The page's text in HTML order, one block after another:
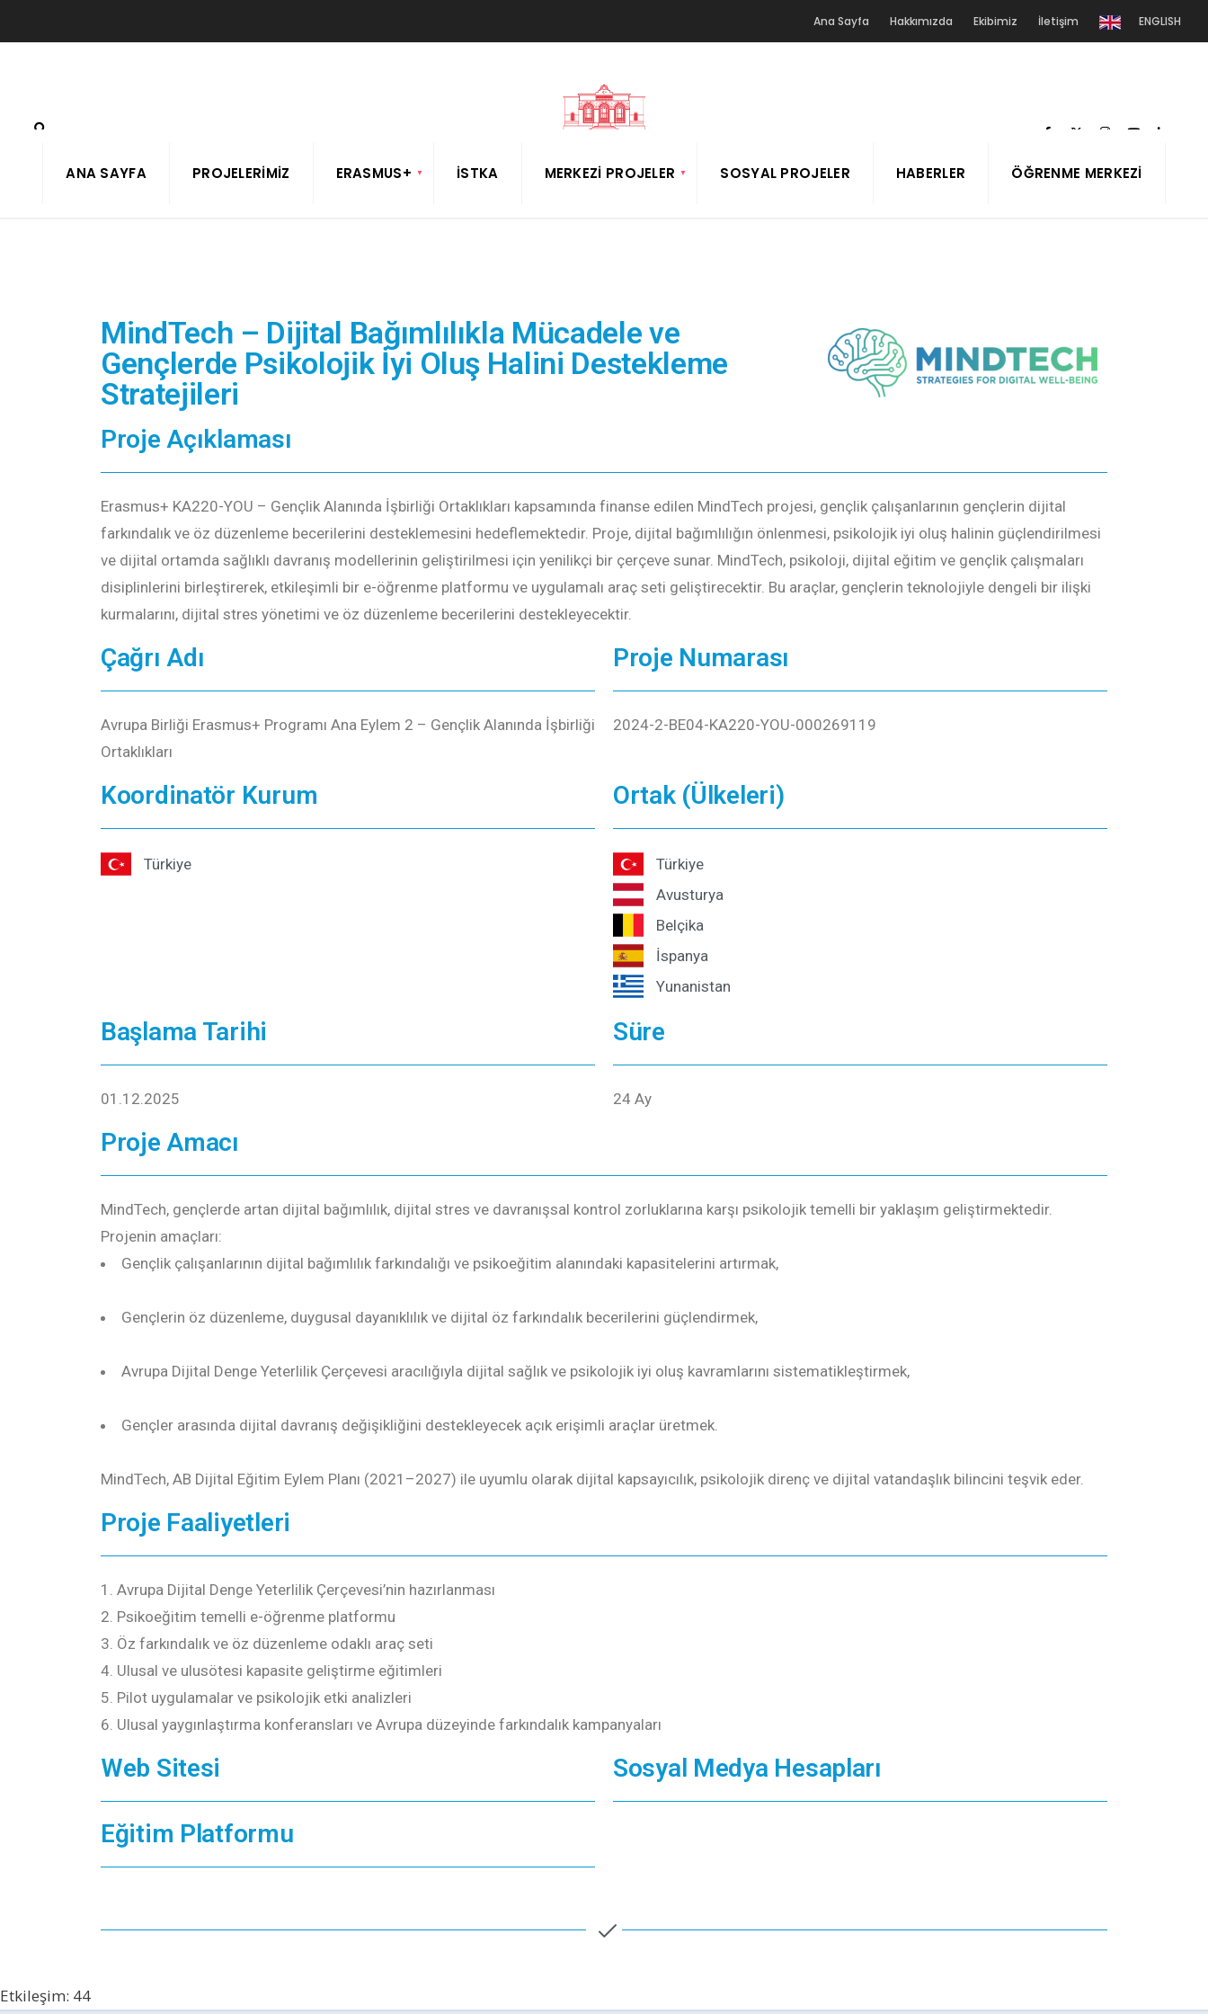
Ana Sayfa Hakkımızda Ekibimiz İletişim ENGLISH
ANA SAYFA PROJELERIMIZ ERASMUS+ İSTKA MERKEZI PROJELER SOSYAL PROJELER HABERLER ÖĞRENME MERKEZI
MindTech – Dijital Bağımlılıkla Mücadele ve
Gençlerde Psikolojik İyi Oluş Halini Destekleme
Stratejileri
Proje Açıklaması
Erasmus+ KA220-YOU – Gençlik Alanında İşbirliği Ortaklıkları kapsamında finanse edilen MindTech projesi, gençlik çalışanlarının gençlerin dijital
farkındalık ve öz düzenleme becerilerini desteklemesini hedeflemektedir. Proje, dijital bağımlılığın önlenmesi, psikolojik iyi oluş halinin güçlendirilmesi
ve dijital ortamda sağlıklı davranış modellerinin geliştirilmesi için yenilikçi bir çerçeve sunar. MindTech, psikoloji, dijital eğitim ve gençlik çalışmaları
disiplinlerini birleştirerek, etkileşimli bir e-öğrenme platformu ve uygulamalı araç seti geliştirecektir. Bu araçlar, gençlerin teknolojiyle dengeli bir ilişki
kurmalarını, dijital stres yönetimi ve öz düzenleme becerilerini destekleyecektir.
Çağrı Adı
Avrupa Birliği Erasmus+ Programı Ana Eylem 2 – Gençlik Alanında İşbirliği
Ortaklıkları
Proje Numarası
2024-2-BE04-KA220-YOU-000269119
Koordinatör Kurum
Türkiye
Ortak (Ülkeleri)
Türkiye
Avusturya
Belçika
İspanya
Yunanistan
Başlama Tarihi
01.12.2025
Süre
24 Ay
Proje Amacı
MindTech, gençlerde artan dijital bağımlılık, dijital stres ve davranışsal kontrol zorluklarına karşı psikolojik temelli bir yaklaşım geliştirmektedir.
Projenin amaçları:
Gençlik çalışanlarının dijital bağımlılık farkındalığı ve psikoeğitim alanındaki kapasitelerini artırmak,
Gençlerin öz düzenleme, duygusal dayanıklılık ve dijital öz farkındalık becerilerini güçlendirmek,
Avrupa Dijital Denge Yeterlilik Çerçevesi aracılığıyla dijital sağlık ve psikolojik iyi oluş kavramlarını sistematikleştirmek,
Gençler arasında dijital davranış değişikliğini destekleyecek açık erişimli araçlar üretmek.
MindTech, AB Dijital Eğitim Eylem Planı (2021–2027) ile uyumlu olarak dijital kapsayıcılık, psikolojik direnç ve dijital vatandaşlık bilincini teşvik eder.
Proje Faaliyetleri
Avrupa Dijital Denge Yeterlilik Çerçevesi’nin hazırlanması
Psikoeğitim temelli e-öğrenme platformu
Öz farkındalık ve öz düzenleme odaklı araç seti
Ulusal ve ulusötesi kapasite geliştirme eğitimleri
Pilot uygulamalar ve psikolojik etki analizleri
Ulusal yaygınlaştırma konferansları ve Avrupa düzeyinde farkındalık kampanyaları
Web Sitesi
Eğitim Platformu
Sosyal Medya Hesapları
Etkileşim: 44